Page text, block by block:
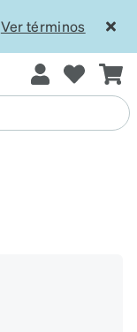
Ver términos